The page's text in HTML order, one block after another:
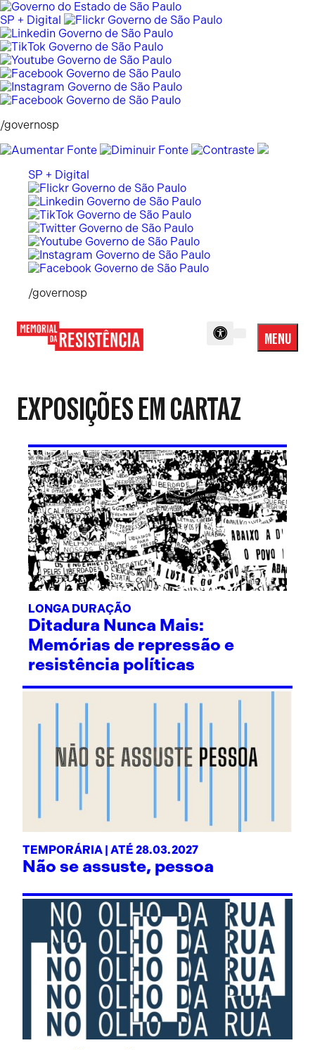
Pular
para
o
conteúdo
SP + Digital
/governosp
SP + Digital
/governosp
MENU
Menu
EXPOSIÇÕES EM CARTAZ
LONGA DURAÇÃO
Ditadura Nunca Mais:
Memórias de repressão e
resistência políticas
TEMPORÁRIA | ATÉ 28.03.2027
Não se assuste, pessoa